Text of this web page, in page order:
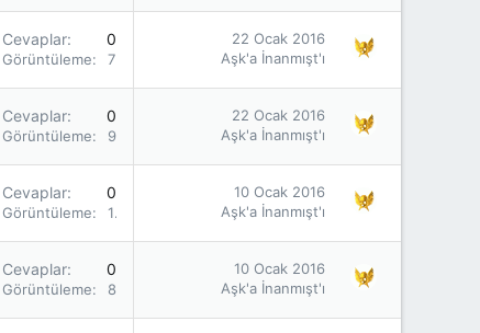
Cevaplar 0
Görüntüleme
22 Ocak 2016
Aşk'a İnanmışt'ı
Cevaplar 0
Görüntüleme
22 Ocak 2016
Aşk'a İnanmışt'ı
Cevaplar 0
Görüntüleme 1K
10 Ocak 2016
Aşk'a İnanmışt'ı
Cevaplar 0
Görüntüleme
10 Ocak 2016
Aşk'a İnanmışt'ı